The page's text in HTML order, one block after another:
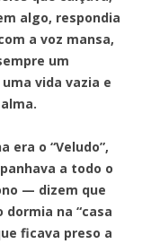
algo, respondia
a voz mansa,
um
vida vazia e
o “Veludo”,
a todo o
— dizem que
na “casa
ficava preso a